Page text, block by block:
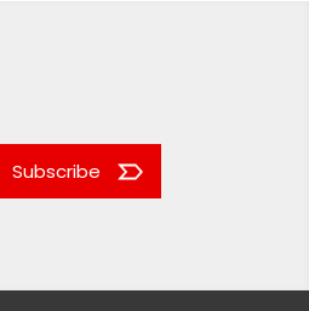
Subscribe